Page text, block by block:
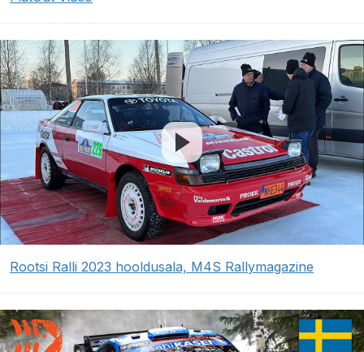
Rootsi Ralli 2023 hooldusala, M4S Rallymagazine